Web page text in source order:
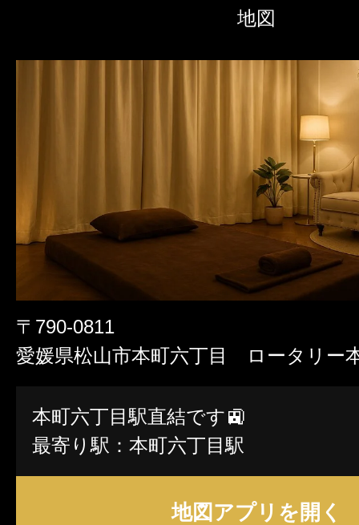
地図
〒790-0811
愛媛県松山市本町六丁目 ロータリー
本町六丁目駅直結です🚉
最寄り駅：本町六丁目駅
地図アプリを開く